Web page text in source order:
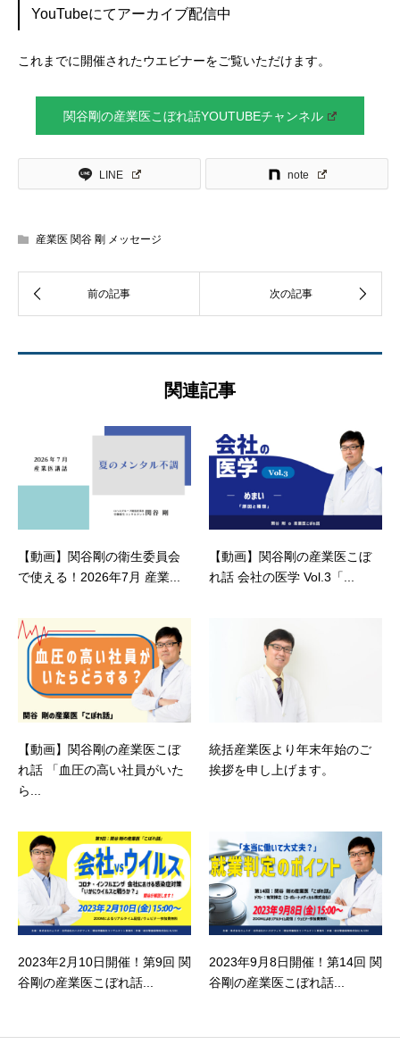
YouTubeにてアーカイブ配信中
これまでに開催されたウエビナーをご覧いただけます。
関谷剛の産業医こぼれ話YOUTUBEチャンネル
LINE note
産業医 関谷 剛 メッセージ
関連記事
【動画】関谷剛の衛生委員会
で使える！2026年7月 産業...
【動画】関谷剛の産業医こぼ
れ話 会社の医学 Vol.3「...
【動画】関谷剛の産業医こぼ
れ話 「血圧の高い社員がいた
ら...
統括産業医より年末年始のご
挨拶を申し上げます。
2023年2月10日開催！第9回 関
谷剛の産業医こぼれ話...
2023年9月8日開催！第14回 関
谷剛の産業医こぼれ話...